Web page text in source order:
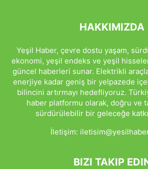
HAKKIMIZDA
Yeşil Haber, çevre dostu yaşam,
ekonomi, yeşil endeks ve yeşil
güncel haberleri sunar. Elektrikli
enerjiye kadar geniş bir yelpazede
bilincini artırmayı hedefliyoruz.
haber platformu olarak, doğru ve
sürdürülebilir bir geleceğe
İletişim:
BIZI TAKIP